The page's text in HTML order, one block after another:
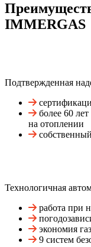
IMMERGAS
Подтвержденная
более 60
на отоплении
Технологичная
работа при
экономия
9 систем